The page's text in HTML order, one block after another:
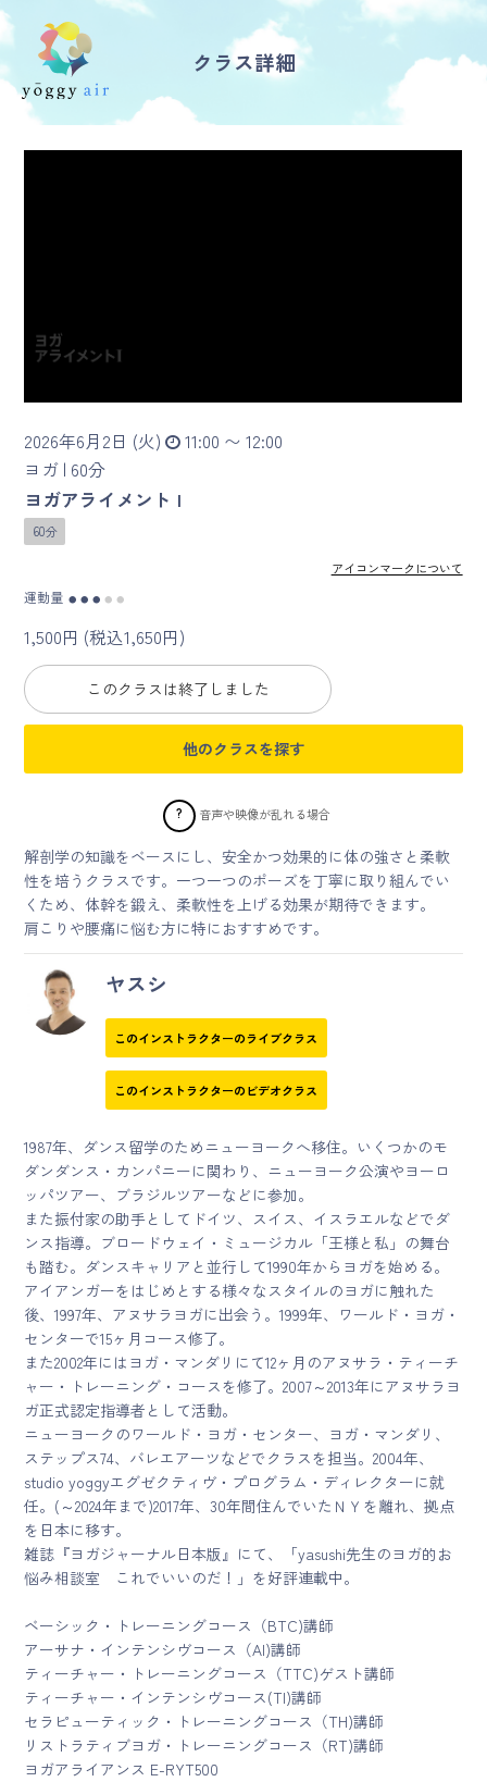
受講の流れ
yoggy store
yoggy magazine
yoggy mommy
マイページ
会員規約について
クラス参加にあたっての同意書
プライバシーポリシー
クラス詳細
2026年6月2日 (火)
11:00 〜 12:00
ヨガ | 60分
ヨガアライメント I
60分
アイコンマークについて
運動量 ● ● ● ● ●
1,500円 (税込1,650円)
このクラスは終了しました
他のクラスを探す
? 音声や映像が乱れる場合
解剖学の知識をベースにし、安全かつ効果的に体の強さと柔軟
性を培うクラスです。一つ一つのポーズを丁寧に取り組んでい
くため、体幹を鍛え、柔軟性を上げる効果が期待できます。
肩こりや腰痛に悩む方に特におすすめです。
ヤスシ
このインストラクターのライブクラス
このインストラクターのビデオクラス
1987年、ダンス留学のためニューヨークへ移住。いくつかのモ
ダンダンス・カンパニーに関わり、ニューヨーク公演やヨーロ
ッパツアー、ブラジルツアーなどに参加。
また振付家の助手としてドイツ、スイス、イスラエルなどでダ
ンス指導。ブロードウェイ・ミュージカル「王様と私」の舞台
も踏む。ダンスキャリアと並行して1990年からヨガを始める。
アイアンガーをはじめとする様々なスタイルのヨガに触れた
後、1997年、アヌサラヨガに出会う。1999年、ワールド・ヨガ・
センターで15ヶ月コース修了。
また2002年にはヨガ・マンダリにて12ヶ月のアヌサラ・ティーチ
ャー・トレーニング・コースを修了。2007～2013年にアヌサラヨ
ガ正式認定指導者として活動。
ニューヨークのワールド・ヨガ・センター、ヨガ・マンダリ、
ステップス74、バレエアーツなどでクラスを担当。2004年、
studio yoggyエグゼクティヴ・プログラム・ディレクターに就
任。(～2024年まで)2017年、30年間住んでいたＮＹを離れ、拠点
を日本に移す。
雑誌『ヨガジャーナル日本版』にて、「yasushi先生のヨガ的お
悩み相談室 これでいいのだ！」を好評連載中。
ベーシック・トレーニングコース（BTC)講師
アーサナ・インテンシヴコース（AI)講師
ティーチャー・トレーニングコース（TTC)ゲスト講師
ティーチャー・インテンシヴコース(TI)講師
セラピューティック・トレーニングコース（TH)講師
リストラティブヨガ・トレーニングコース（RT)講師
ヨガアライアンス E-RYT500